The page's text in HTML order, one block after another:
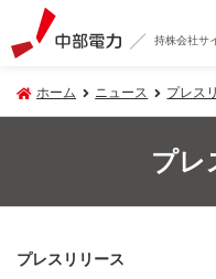
持株会社サ
ホーム ニュース プレス
プレ
プレスリリース